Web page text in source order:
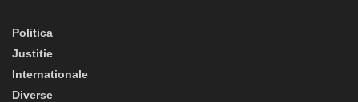
Politica
Justitie
Internationale
Diverse